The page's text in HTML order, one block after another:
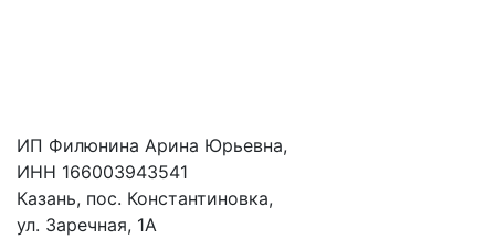
ИП Филюнина Арина Юрьевна,
ИНН 166003943541
Казань, пос. Константиновка,
ул. Заречная, 1А